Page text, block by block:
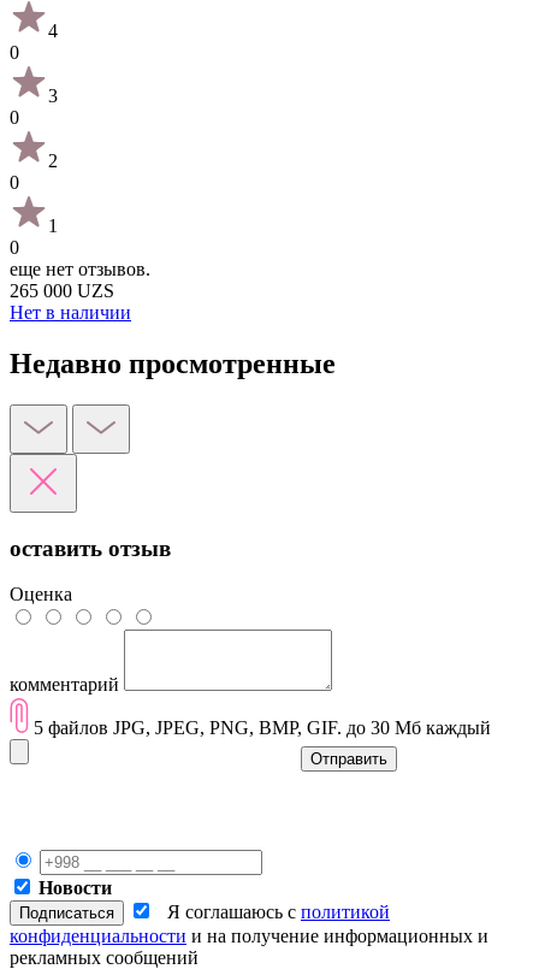
4
0
3
0
2
0
1
0
еще нет отзывов.
265 000 UZS
Нет в наличии
Недавно просмотренные
оставить отзыв
Оценка
комментарий
5 файлов JPG, JPEG, PNG, BMP, GIF. до 30 Мб каждый
Отправить
Новости
Я соглашаюсь с политикой
конфиденциальности и на получение информационных и
рекламных сообщений